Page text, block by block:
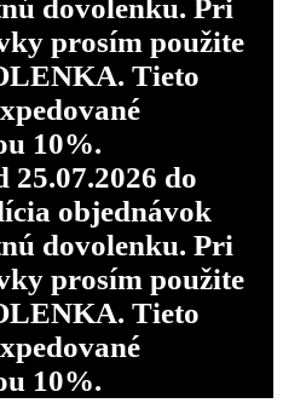
dovolenku. Pri
prosím použite
Tieto
10%.
do
objednávok
dovolenku. Pri
prosím použite
Tieto
10%.